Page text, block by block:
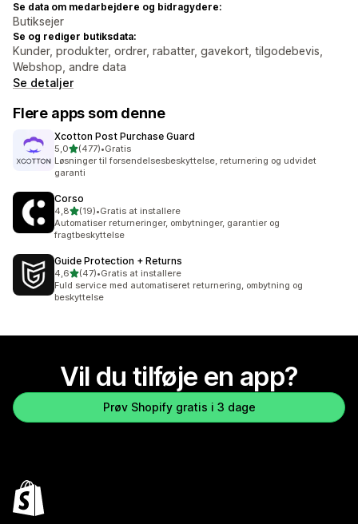
Se data om medarbejdere og bidragydere:
Butiksejer
Se og rediger butiksdata:
Kunder, produkter, ordrer, rabatter, gavekort, tilgodebevis,
Webshop, andre data
Se detaljer
Flere apps som denne
Xcotton Post Purchase Guard
5,0ud af 5 stjerner
(477)
477 anmeldelser i alt
•Gratis
Løsninger til forsendelsesbeskyttelse, returnering og udvidet
garanti
Corso
4,8ud af 5 stjerner
(19)
19 anmeldelser i alt
•Gratis at installere
Automatiser returneringer, ombytninger, garantier og
fragtbeskyttelse
Guide Protection + Returns
4,6ud af 5 stjerner
(47)
47 anmeldelser i alt
•Gratis at installere
Fuld service med automatiseret returnering, ombytning og
beskyttelse
Vil du tilføje en app?
Prøv Shopify gratis i 3 dage